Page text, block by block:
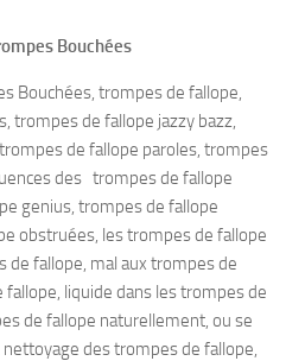
Bouchées
Bouchées, trompes de fallope,
trompes de fallope jazzy bazz,
de fallope paroles, trompes
des trompes de fallope
genius, trompes de fallope
obstruées, les trompes de fallope
de fallope, mal aux trompes de
liquide dans les trompes de
de fallope naturellement, ou se
des trompes de fallope,